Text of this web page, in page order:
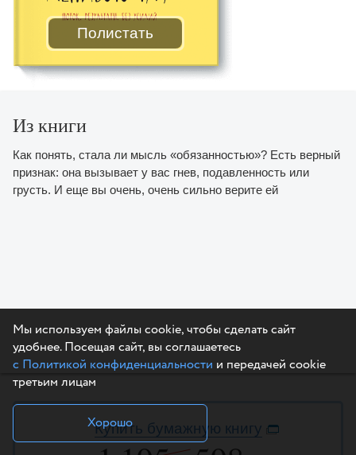
Полистать
Из книги
Как понять, стала ли мысль «обязанностью»? Есть верный
признак: она вызывает у вас гнев, подавленность или
грусть. И еще вы очень, очень сильно верите ей
Купить бумажную книгу
Мы используем файлы cookie, чтобы сделать сайт
удобнее. Посещая сайт, вы соглашаетесь
с Политикой конфиденциальности и передачей cookie
третьим лицам
Хорошо